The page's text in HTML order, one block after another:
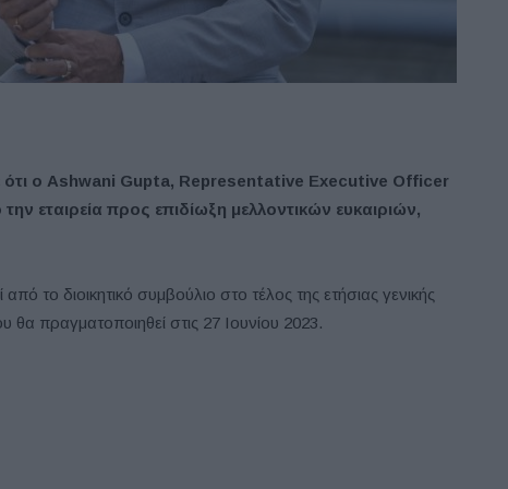
ο Ashwani Gupta, Representative Executive Officer
εταιρεία προς επιδίωξη μελλοντικών ευκαιριών,
το διοικητικό συμβούλιο στο τέλος της ετήσιας γενικής
θα πραγματοποιηθεί στις 27 Ιουνίου 2023.